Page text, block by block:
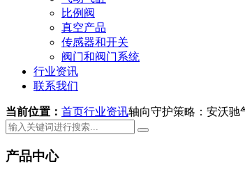
比例阀
真空产品
传感器和开关
阀门和阀门系统
行业资讯
联系我们
当前位置： 首页行业资讯轴向守护策略：安沃驰
产品中心